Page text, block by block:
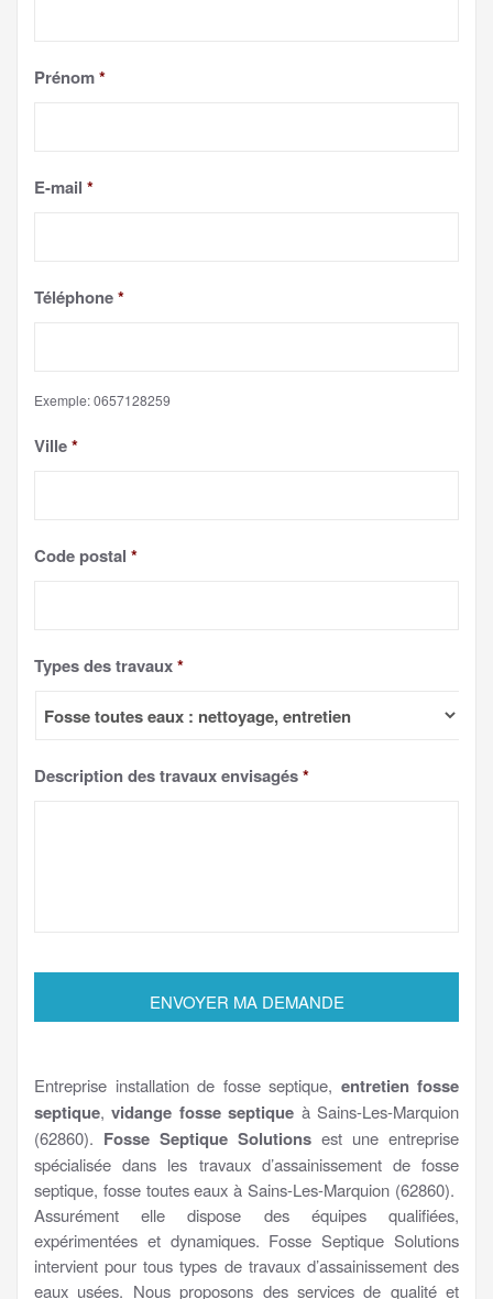
Prénom*
E-mail *
Téléphone*
Exemple: 0657128259
Ville*
Code postal *
Types des travaux*
Description des travaux envisagés*
Entreprise installation de fosse septique, entretien fosse
septique,vidange fosse septique à Sains-Les-Marquion
(62860). Fosse Septique Solutions est une entreprise
spécialisée dans les travaux d’assainissement de fosse
septique, fosse toutes eaux à Sains-Les-Marquion (62860).
Assurément elle dispose des équipes qualifiées,
expérimentées et dynamiques. Fosse Septique Solutions
intervient pour tous types de travaux d’assainissement des
eaux usées. Nous proposons des services de qualité et